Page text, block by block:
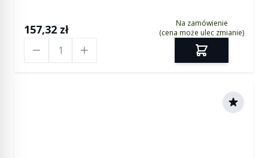
157,32 zł
Na zamówienie
(cena może ulec zmianie)